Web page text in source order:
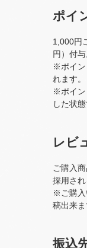
ポイ
1,000円
円）付与
※ポイン
れます。
※ポイン
した状
レビ
ご購入
採用さ
※ご購入
稿出来ま
振込